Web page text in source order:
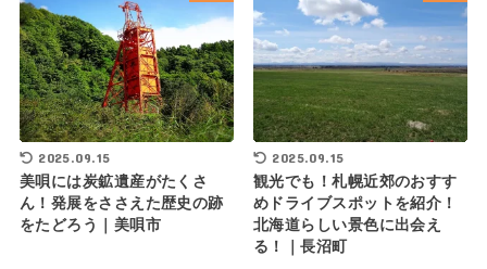
2025.09.15
美唄には炭鉱遺産がたくさ
ん！発展をささえた歴史の跡
をたどろう｜美唄市
2025.09.15
観光でも！札幌近郊のおすす
めドライブスポットを紹介！
北海道らしい景色に出会え
る！｜長沼町